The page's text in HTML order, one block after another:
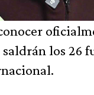
los 26